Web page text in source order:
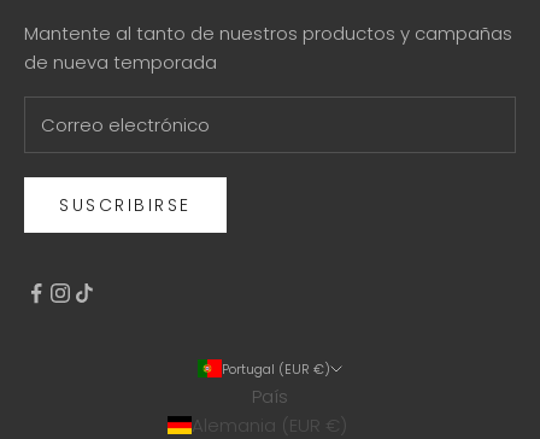
Mantente al tanto de nuestros productos y campañas
de nueva temporada
SUSCRIBIRSE
Portugal (EUR €)
País
Alemania (EUR €)